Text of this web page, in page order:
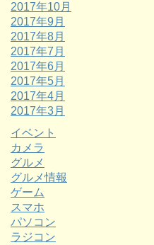
2017年10月
2017年9月
2017年8月
2017年7月
2017年6月
2017年5月
2017年4月
2017年3月
イベント
カメラ
グルメ
グルメ情報
ゲーム
スマホ
パソコン
ラジコン